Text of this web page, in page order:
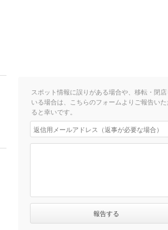
スポット情報に誤りがある場合や、移転・閉
いる場合は、こちらのフォームよりご報告いた
ると幸いです。